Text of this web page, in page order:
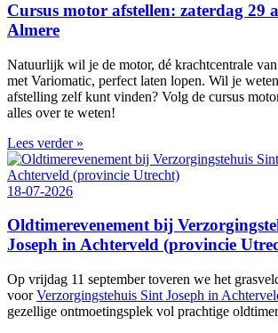
Cursus motor afstellen: zaterdag 29
Almere
Natuurlijk wil je de motor, dé krachtcentrale
met Variomatic, perfect laten lopen. Wil je
afstelling zelf kunt vinden? Volg de cursus
alles over te weten!
Lees verder »
18-07-2026
Oldtimerevenement bij
Joseph in Achterveld (provincie
Op vrijdag 11 september toveren we het
voorVerzorgingstehuis Sint Joseph in
gezellige ontmoetingsplek vol prachtige